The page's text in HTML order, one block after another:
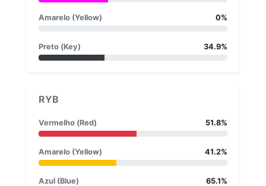
Amarelo (Yellow) 0%
Preto (Key) 34.9%
RYB
Vermelho (Red) 51.8%
Amarelo (Yellow) 41.2%
Azul (Blue) 65.1%